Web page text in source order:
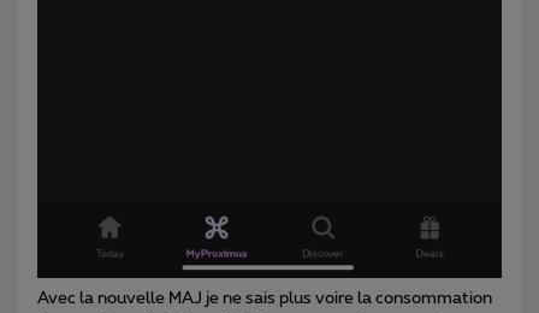
Avec la nouvelle MAJ je ne sais plus voire la consommation